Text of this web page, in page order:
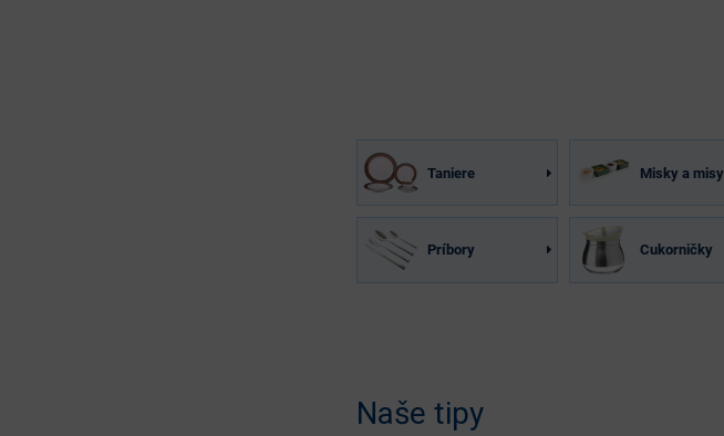
Taniere Misky a misy
Príbory Cukorničky
Naše tipy